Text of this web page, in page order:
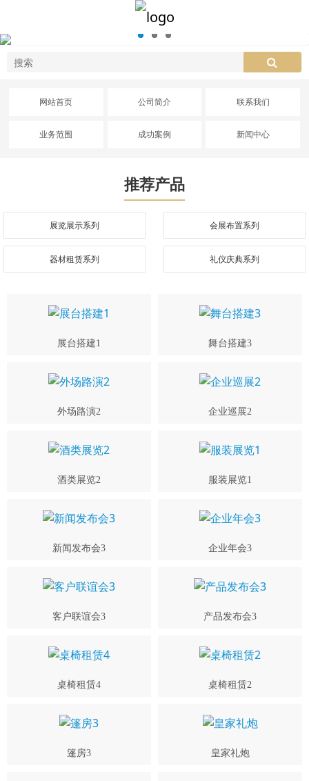
网站首页 公司简介 联系我们
业务范围 成功案例 新闻中心
推荐产品
展览展示系列 会展布置系列
器材租赁系列 礼仪庆典系列
展台搭建1 舞台搭建3
外场路演2 企业巡展2
酒类展览2 服装展览1
新闻发布会3 企业年会3
客户联谊会3 产品发布会3
桌椅租赁4 桌椅租赁2
篷房3 皇家礼炮